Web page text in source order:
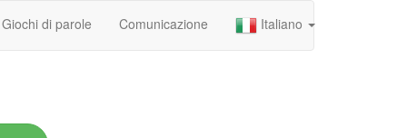
Giochi di parole Comunicazione Italiano